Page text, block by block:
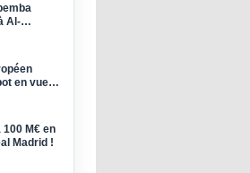
Al-
en vue
M€ en
Madrid !